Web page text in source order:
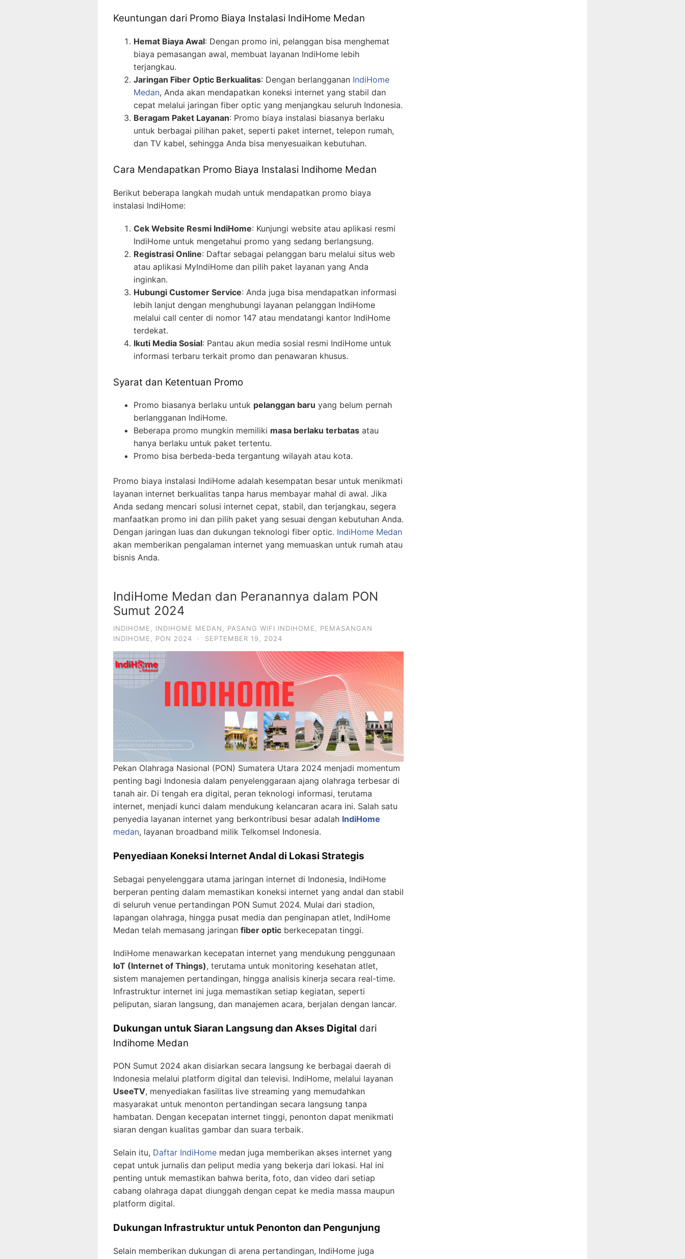
Keuntungan dari Promo Biaya Instalasi IndiHome Medan
Hemat Biaya Awal: Dengan promo ini, pelanggan bisa menghemat
biaya pemasangan awal, membuat layanan IndiHome lebih
terjangkau.
Jaringan Fiber Optic Berkualitas: Dengan berlangganan IndiHome
Medan, Anda akan mendapatkan koneksi internet yang stabil dan
cepat melalui jaringan fiber optic yang menjangkau seluruh Indonesia.
Beragam Paket Layanan: Promo biaya instalasi biasanya berlaku
untuk berbagai pilihan paket, seperti paket internet, telepon rumah,
dan TV kabel, sehingga Anda bisa menyesuaikan kebutuhan.
Cara Mendapatkan Promo Biaya Instalasi Indihome Medan
Berikut beberapa langkah mudah untuk mendapatkan promo biaya
instalasi IndiHome:
Cek Website Resmi IndiHome: Kunjungi website atau aplikasi resmi
IndiHome untuk mengetahui promo yang sedang berlangsung.
Registrasi Online: Daftar sebagai pelanggan baru melalui situs web
atau aplikasi MyIndiHome dan pilih paket layanan yang Anda
inginkan.
Hubungi Customer Service: Anda juga bisa mendapatkan informasi
lebih lanjut dengan menghubungi layanan pelanggan IndiHome
melalui call center di nomor 147 atau mendatangi kantor IndiHome
terdekat.
Ikuti Media Sosial: Pantau akun media sosial resmi IndiHome untuk
informasi terbaru terkait promo dan penawaran khusus.
Syarat dan Ketentuan Promo
Promo biasanya berlaku untuk pelanggan baru yang belum pernah
berlangganan IndiHome.
Beberapa promo mungkin memiliki masa berlaku terbatas atau
hanya berlaku untuk paket tertentu.
Promo bisa berbeda-beda tergantung wilayah atau kota.
Promo biaya instalasi IndiHome adalah kesempatan besar untuk menikmati
layanan internet berkualitas tanpa harus membayar mahal di awal. Jika
Anda sedang mencari solusi internet cepat, stabil, dan terjangkau, segera
manfaatkan promo ini dan pilih paket yang sesuai dengan kebutuhan Anda.
Dengan jaringan luas dan dukungan teknologi fiber optic. IndiHome Medan
akan memberikan pengalaman internet yang memuaskan untuk rumah atau
bisnis Anda.
IndiHome Medan dan Peranannya dalam PON
Sumut 2024
INDIHOME, INDIHOME MEDAN, PASANG WIFI INDIHOME, PEMASANGAN
INDIHOME, PON 2024 · SEPTEMBER 19, 2024
Pekan Olahraga Nasional (PON) Sumatera Utara 2024 menjadi momentum
penting bagi Indonesia dalam penyelenggaraan ajang olahraga terbesar di
tanah air. Di tengah era digital, peran teknologi informasi, terutama
internet, menjadi kunci dalam mendukung kelancaran acara ini. Salah satu
penyedia layanan internet yang berkontribusi besar adalah IndiHome
medan, layanan broadband milik Telkomsel Indonesia.
Penyediaan Koneksi Internet Andal di Lokasi Strategis
Sebagai penyelenggara utama jaringan internet di Indonesia, IndiHome
berperan penting dalam memastikan koneksi internet yang andal dan stabil
di seluruh venue pertandingan PON Sumut 2024. Mulai dari stadion,
lapangan olahraga, hingga pusat media dan penginapan atlet, IndiHome
Medan telah memasang jaringan fiber optic berkecepatan tinggi.
IndiHome menawarkan kecepatan internet yang mendukung penggunaan
IoT (Internet of Things), terutama untuk monitoring kesehatan atlet,
sistem manajemen pertandingan, hingga analisis kinerja secara real-time.
Infrastruktur internet ini juga memastikan setiap kegiatan, seperti
peliputan, siaran langsung, dan manajemen acara, berjalan dengan lancar.
Dukungan untuk Siaran Langsung dan Akses Digital dari
Indihome Medan
PON Sumut 2024 akan disiarkan secara langsung ke berbagai daerah di
Indonesia melalui platform digital dan televisi. IndiHome, melalui layanan
UseeTV, menyediakan fasilitas live streaming yang memudahkan
masyarakat untuk menonton pertandingan secara langsung tanpa
hambatan. Dengan kecepatan internet tinggi, penonton dapat menikmati
siaran dengan kualitas gambar dan suara terbaik.
Selain itu, Daftar IndiHome medan juga memberikan akses internet yang
cepat untuk jurnalis dan peliput media yang bekerja dari lokasi. Hal ini
penting untuk memastikan bahwa berita, foto, dan video dari setiap
cabang olahraga dapat diunggah dengan cepat ke media massa maupun
platform digital.
Dukungan Infrastruktur untuk Penonton dan Pengunjung
Selain memberikan dukungan di arena pertandingan, IndiHome juga